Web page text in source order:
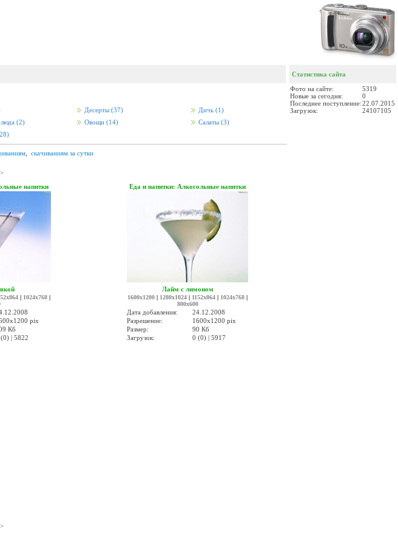
Десерты (37) Дичь (1)
(2) Овощи (14) Салаты (3)
скачиваниям за сутки
напитки
| 1024x768|
pix
Кб
| 5822
Еда и напитки: Алкогольные напитки
Лайм с лимоном
1600x1200 | 1280x1024 | 1152x864 | 1024x768 |
800x600
Дата добавления:
24.12.2008
Разрешение:
1600x1200 pix
Размер:
90 Кб
Загрузок:
0 (0) | 5917
Статистика сайта
Фото на сайте:
5319
Новые за сегодня:
0
Последнее поступление:22.07.2015
Загрузок:
24107105